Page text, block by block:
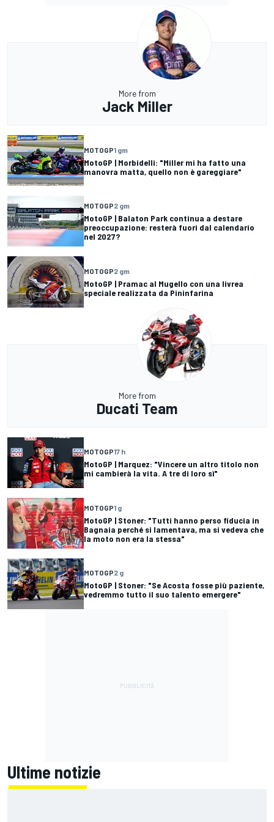
More from
Jack Miller
MOTOGP1 gm
MotoGP | Morbidelli: "Miller mi ha fatto una
manovra matta, quello non è gareggiare"
MOTOGP2 gm
MotoGP | Balaton Park continua a destare
preoccupazione: resterà fuori dal calendario
nel 2027?
MOTOGP2 gm
MotoGP | Pramac al Mugello con una livrea
speciale realizzata da Pininfarina
More from
Ducati Team
MOTOGP17 h
MotoGP | Marquez: "Vincere un altro titolo non
mi cambierà la vita. A tre di loro sì"
MOTOGP1 g
MotoGP | Stoner: "Tutti hanno perso fiducia in
Bagnaia perché si lamentava, ma si vedeva che
la moto non era la stessa"
MOTOGP2 g
MotoGP | Stoner: "Se Acosta fosse più paziente,
vedremmo tutto il suo talento emergere"
Ultime notizie